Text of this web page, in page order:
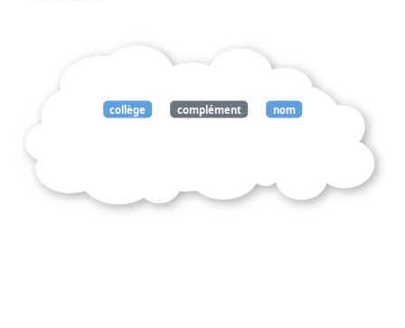
collège complément nom